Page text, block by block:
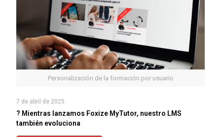
Personalización de la formación por usuario
7 de abril de 2025
? Mientras lanzamos Foxize MyTutor, nuestro LMS
también evoluciona